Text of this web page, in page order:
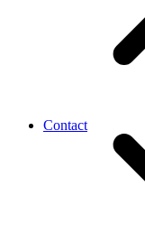
Contact